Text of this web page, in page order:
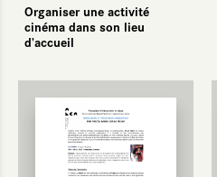
Organiser une activité
cinéma dans son lieu
d’accueil